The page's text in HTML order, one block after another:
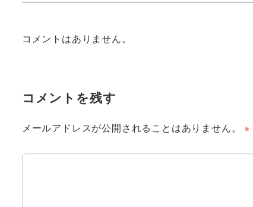
コメントはありません。
コメントを残す
メールアドレスが公開されることはありません。 ※